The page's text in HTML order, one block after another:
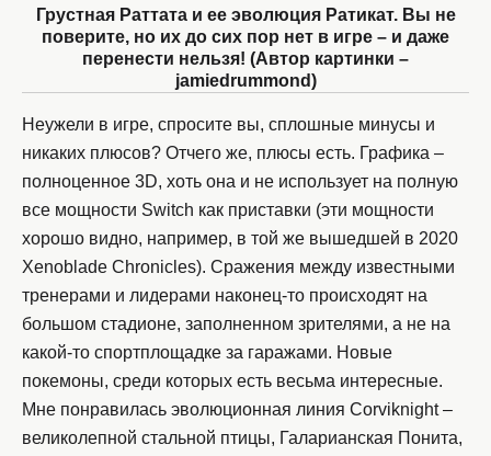
Грустная Раттата и ее эволюция Ратикат. Вы не
поверите, но их до сих пор нет в игре – и даже
перенести нельзя! (Автор картинки –
jamiedrummond)
Неужели в игре, спросите вы, сплошные минусы и
никаких плюсов? Отчего же, плюсы есть. Графика –
полноценное 3D, хоть она и не использует на полную
все мощности Switch как приставки (эти мощности
хорошо видно, например, в той же вышедшей в 2020
Xenoblade Chronicles). Сражения между известными
тренерами и лидерами наконец-то происходят на
большом стадионе, заполненном зрителями, а не на
какой-то спортплощадке за гаражами. Новые
покемоны, среди которых есть весьма интересные.
Мне понравилась эволюционная линия Corviknight –
великолепной стальной птицы, Галарианская Понита,